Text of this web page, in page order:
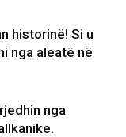
historinë! Si u
nga aleatë në
nga